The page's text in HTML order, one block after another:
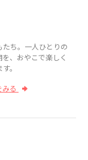
ち。一人ひとりの
、おやこで楽しく
。
る